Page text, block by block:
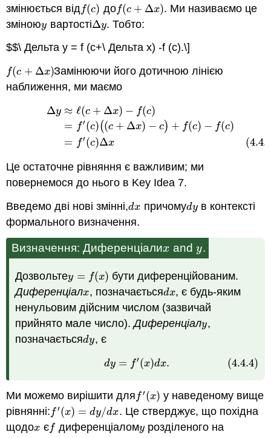
змінюється від f(c)
f(c) доf(c + Δx)
f(c+Δ x)
. Ми називаємо це
зміноюy
y вартостіΔy
Δy. Тобто:
$$\ Дельта y = f (с+\ Дельта х) -f (c).\]
f(c + Δx)
f(c+Δ x)
Замінюючи його дотичною лінією
наближення, ми маємо
Δy ≈ ℓ(c + Δx) − f(c)
= f′(c)((c + Δx) − c) + f(c) − f(c)
= f′(c)Δx
Δx) −f (c)= f′( c)((c +Δ x)−c
Це остаточне рівняння є важливим; ми
повернемося до нього в Key Idea 7.
Введемо дві нові змінні,dx
dx причомуdy
dyв контексті
формального визначення.
Визначення: Диференціалиx
x and y
y.
Дозвольтеy = f(x)
y =f( x)
бути диференційованим.
Диференціалx
x, позначаєтьсяdx
dx, є будь-яким
ненульовим дійсним числом (зазвичай
прийнято мале число).Диференціалy
y,
позначаєтьсяdy
dy, є
dy = f′(x)dx. (4.4.4)
(4.4.4) dy=f′(x)d
Ми можемо вирішити для f′(x)
f′(x)
у наведеному вище
рівнянні: f′(x) = dy/dx
f′(x)= dy dx
. Це стверджує, що похідна
щодоx
x єf
f диференціаломy
y розділеного на